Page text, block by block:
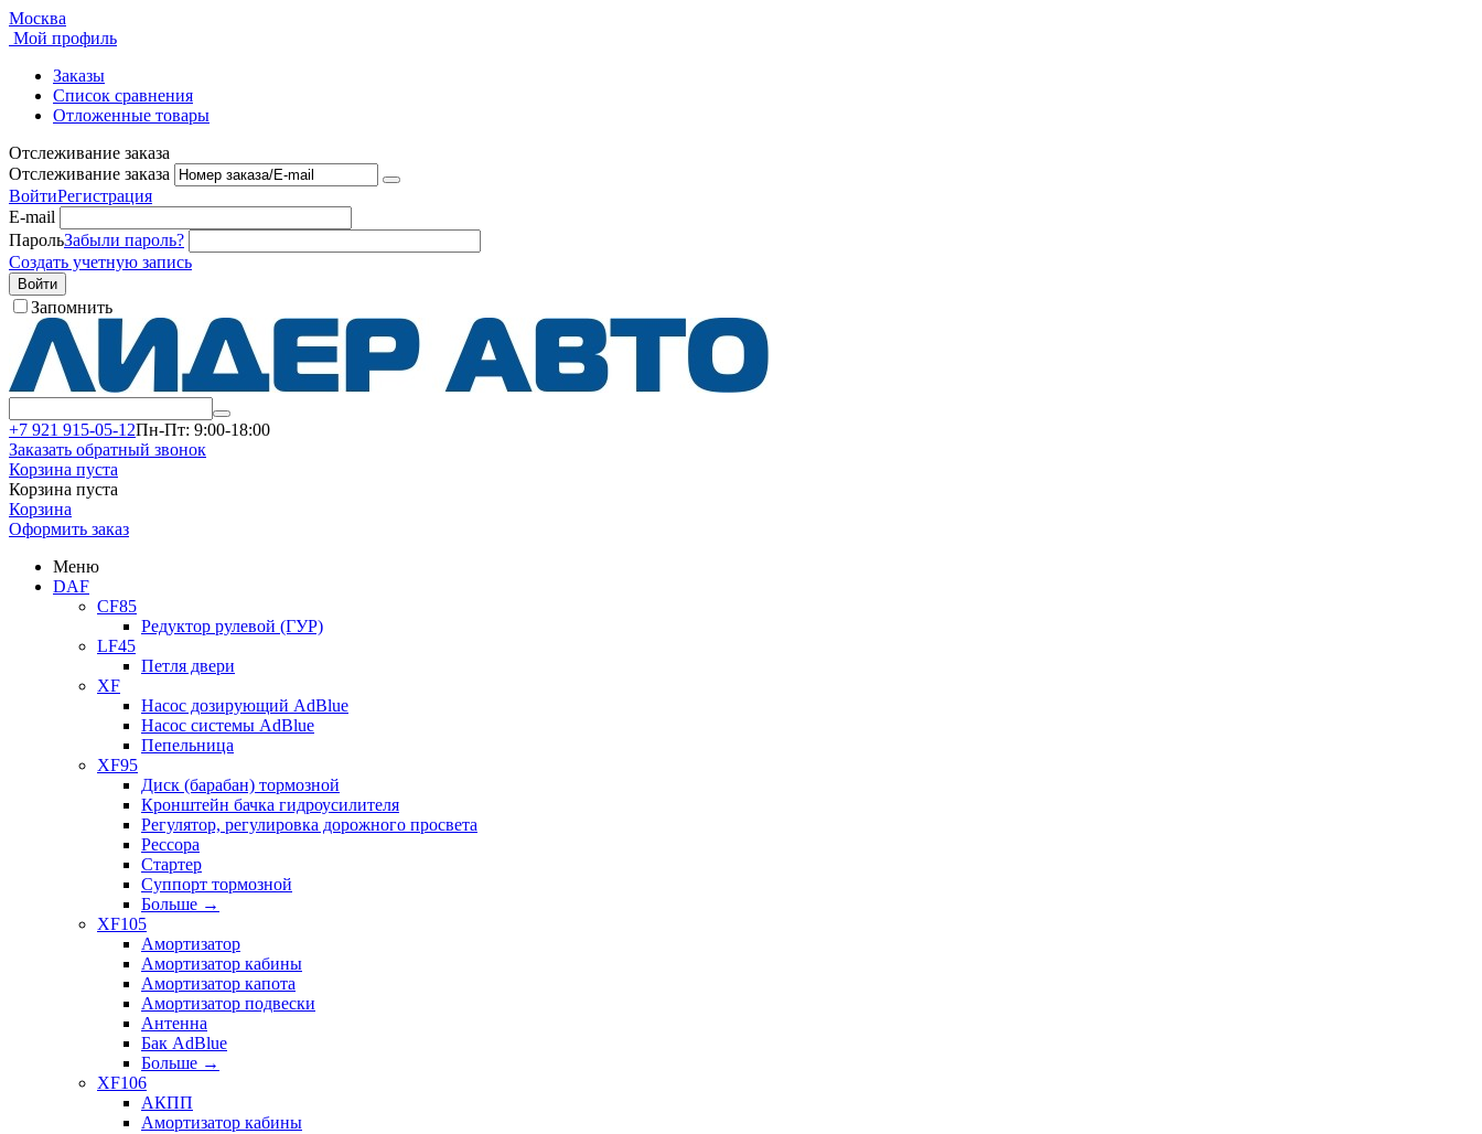
Москва
Мой профиль
Заказы
Список сравнения
Отложенные товары
Отслеживание заказа
Отслеживание заказа
ВойтиРегистрация
E-mail
ПарольЗабыли пароль?
Создать учетную запись
Войти
Запомнить
+7 921 915-05-12Пн-Пт: 9:00-18:00
Заказать обратный звонок
Корзина пуста
Корзина пуста
Корзина
Оформить заказ
Меню
DAF
CF85
Редуктор рулевой (ГУР)
LF45
Петля двери
XF
Насос дозирующий AdBlue
Насос системы AdBlue
Пепельница
XF95
Диск (барабан) тормозной
Кронштейн бачка гидроусилителя
Регулятор, регулировка дорожного просвета
Рессора
Стартер
Суппорт тормозной
Больше →
XF105
Амортизатор
Амортизатор кабины
Амортизатор капота
Амортизатор подвески
Антенна
Бак AdBlue
Больше →
XF106
АКПП
Амортизатор кабины